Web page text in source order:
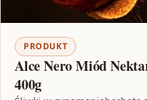
PRODUKT
Alce Nero Miód
400g